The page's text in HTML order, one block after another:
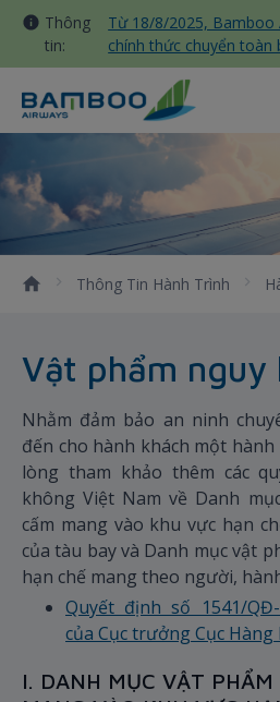
Thông
tin:
Từ 18/8/2025, Bamboo
chính thức chuyển toàn
bay nội địa sang nhà
Sơn Nhất
Vật phẩm nguy
Thông Tin Hành Trình
Vật phẩm nguy
Nhằm đảm bảo an ninh
đến cho hành khách một
lòng tham khảo thêm các
không Việt Nam về Danh
cấm mang vào khu vực hạn
của tàu bay và Danh mục vật
hạn chế mang theo người,
Quyết định số 1541/
của Cục trưởng Cục
I. DANH MỤC VẬT